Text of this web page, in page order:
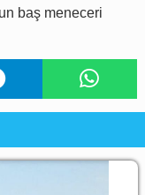
baş meneceri